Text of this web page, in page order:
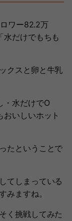
ワー82.2万
水だけでもちも
クスと卵と牛乳
・水だけでO
いしいホット
たということで
てしまっている
みますね。
く挑戦してみた